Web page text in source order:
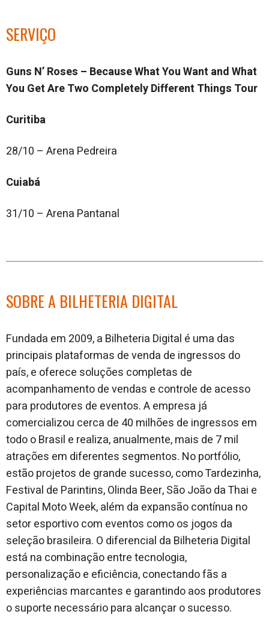
SERVIÇO
Guns N’ Roses – Because What You Want and What
You Get Are Two Completely Different Things Tour
Curitiba
28/10 – Arena Pedreira
Cuiabá
31/10 – Arena Pantanal
SOBRE A BILHETERIA DIGITAL
Fundada em 2009, a Bilheteria Digital é uma das
principais plataformas de venda de ingressos do
país, e oferece soluções completas de
acompanhamento de vendas e controle de acesso
para produtores de eventos. A empresa já
comercializou cerca de 40 milhões de ingressos em
todo o Brasil e realiza, anualmente, mais de 7 mil
atrações em diferentes segmentos. No portfólio,
estão projetos de grande sucesso, como Tardezinha,
Festival de Parintins, Olinda Beer, São João da Thai e
Capital Moto Week, além da expansão contínua no
setor esportivo com eventos como os jogos da
seleção brasileira. O diferencial da Bilheteria Digital
está na combinação entre tecnologia,
personalização e eficiência, conectando fãs a
experiências marcantes e garantindo aos produtores
o suporte necessário para alcançar o sucesso.